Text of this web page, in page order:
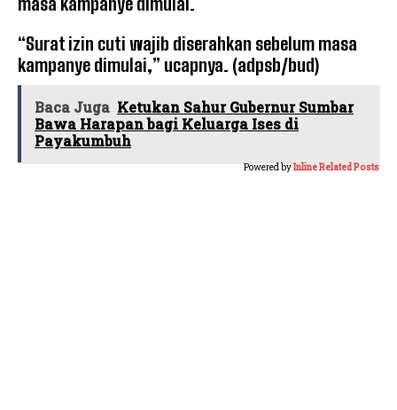
“Surat izin cuti wajib diserahkan sebelum masa
kampanye dimulai,” ucapnya. (adpsb/bud)
Baca Juga Ketukan Sahur Gubernur Sumbar
Bawa Harapan bagi Keluarga Ises di
Payakumbuh
Powered byInline Related Posts